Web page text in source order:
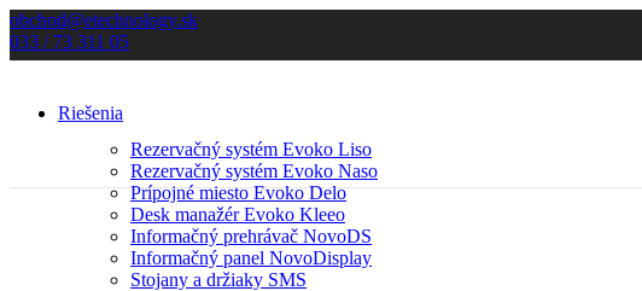
obchod@etechnology.sk
033 / 73 311 05
Riešenia
Rezervačný systém Evoko Liso
Rezervačný systém Evoko Naso
Prípojné miesto Evoko Delo
Desk manažér Evoko Kleeo
Informačný prehrávač NovoDS
Informačný panel NovoDisplay
Stojany a držiaky SMS